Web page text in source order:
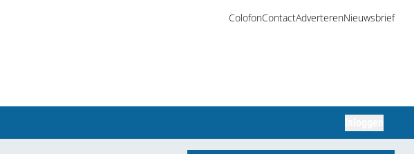
ColofonContactAdverterenNieuwsbrief